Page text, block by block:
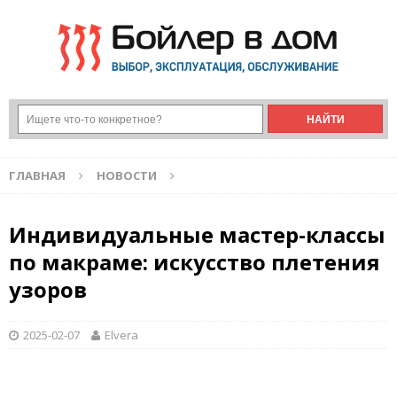
ГЛАВНАЯ НОВОСТИ
Индивидуальные мастер-классы
по макраме: искусство плетения
узоров
2025-02-07 Elvera